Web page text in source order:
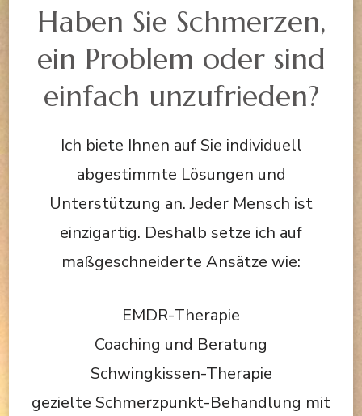
Haben Sie Schmerzen,
ein Problem oder sind
einfach unzufrieden?
Ich biete Ihnen auf Sie individuell
abgestimmte Lösungen und
Unterstützung an. Jeder Mensch ist
einzigartig. Deshalb setze ich auf
maßgeschneiderte Ansätze wie:
EMDR-Therapie
Coaching und Beratung
Schwingkissen-Therapie
gezielte Schmerzpunkt-Behandlung mit